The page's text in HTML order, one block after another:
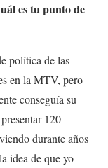
es tu punto de
política de las
en la MTV, pero
conseguía su
120
durante años
idea de que yo